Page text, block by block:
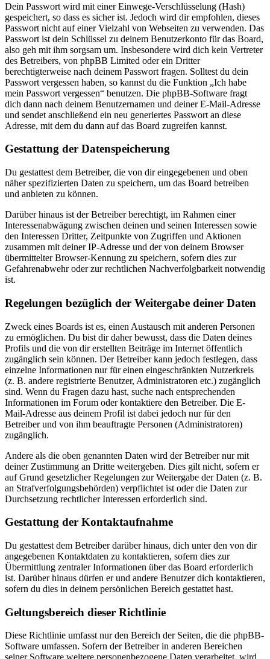
Dein Passwort wird mit einer Einwege-Verschlüsselung (Hash)
gespeichert, so dass es sicher ist. Jedoch wird dir empfohlen, dieses
Passwort nicht auf einer Vielzahl von Webseiten zu verwenden. Das
Passwort ist dein Schlüssel zu deinem Benutzerkonto für das Board,
also geh mit ihm sorgsam um. Insbesondere wird dich kein Vertreter
des Betreibers, von phpBB Limited oder ein Dritter
berechtigterweise nach deinem Passwort fragen. Solltest du dein
Passwort vergessen haben, so kannst du die Funktion „Ich habe
mein Passwort vergessen“ benutzen. Die phpBB-Software fragt
dich dann nach deinem Benutzernamen und deiner E-Mail-Adresse
und sendet anschließend ein neu generiertes Passwort an diese
Adresse, mit dem du dann auf das Board zugreifen kannst.
Gestattung der Datenspeicherung
Du gestattest dem Betreiber, die von dir eingegebenen und oben
näher spezifizierten Daten zu speichern, um das Board betreiben
und anbieten zu können.
Darüber hinaus ist der Betreiber berechtigt, im Rahmen einer
Interessenabwägung zwischen deinen und seinen Interessen sowie
den Interessen Dritter, Zeitpunkte von Zugriffen und Aktionen
zusammen mit deiner IP-Adresse und der von deinem Browser
übermittelter Browser-Kennung zu speichern, sofern dies zur
Gefahrenabwehr oder zur rechtlichen Nachverfolgbarkeit notwendig
ist.
Regelungen bezüglich der Weitergabe deiner Daten
Zweck eines Boards ist es, einen Austausch mit anderen Personen
zu ermöglichen. Du bist dir daher bewusst, dass die Daten deines
Profils und die von dir erstellten Beiträge im Internet öffentlich
zugänglich sein können. Der Betreiber kann jedoch festlegen, dass
einzelne Informationen nur für einen eingeschränkten Nutzerkreis
(z. B. andere registrierte Benutzer, Administratoren etc.) zugänglich
sind. Wenn du Fragen dazu hast, suche nach entsprechenden
Informationen im Forum oder kontaktiere den Betreiber. Die E-
Mail-Adresse aus deinem Profil ist dabei jedoch nur für den
Betreiber und von ihm beauftragte Personen (Administratoren)
zugänglich.
Andere als die oben genannten Daten wird der Betreiber nur mit
deiner Zustimmung an Dritte weitergeben. Dies gilt nicht, sofern er
auf Grund gesetzlicher Regelungen zur Weitergabe der Daten (z. B.
an Strafverfolgungsbehörden) verpflichtet ist oder die Daten zur
Durchsetzung rechtlicher Interessen erforderlich sind.
Gestattung der Kontaktaufnahme
Du gestattest dem Betreiber darüber hinaus, dich unter den von dir
angegebenen Kontaktdaten zu kontaktieren, sofern dies zur
Übermittlung zentraler Informationen über das Board erforderlich
ist. Darüber hinaus dürfen er und andere Benutzer dich kontaktieren,
sofern du dies in deinem persönlichen Bereich gestattet hast.
Geltungsbereich dieser Richtlinie
Diese Richtlinie umfasst nur den Bereich der Seiten, die die phpBB-
Software umfassen. Sofern der Betreiber in anderen Bereichen